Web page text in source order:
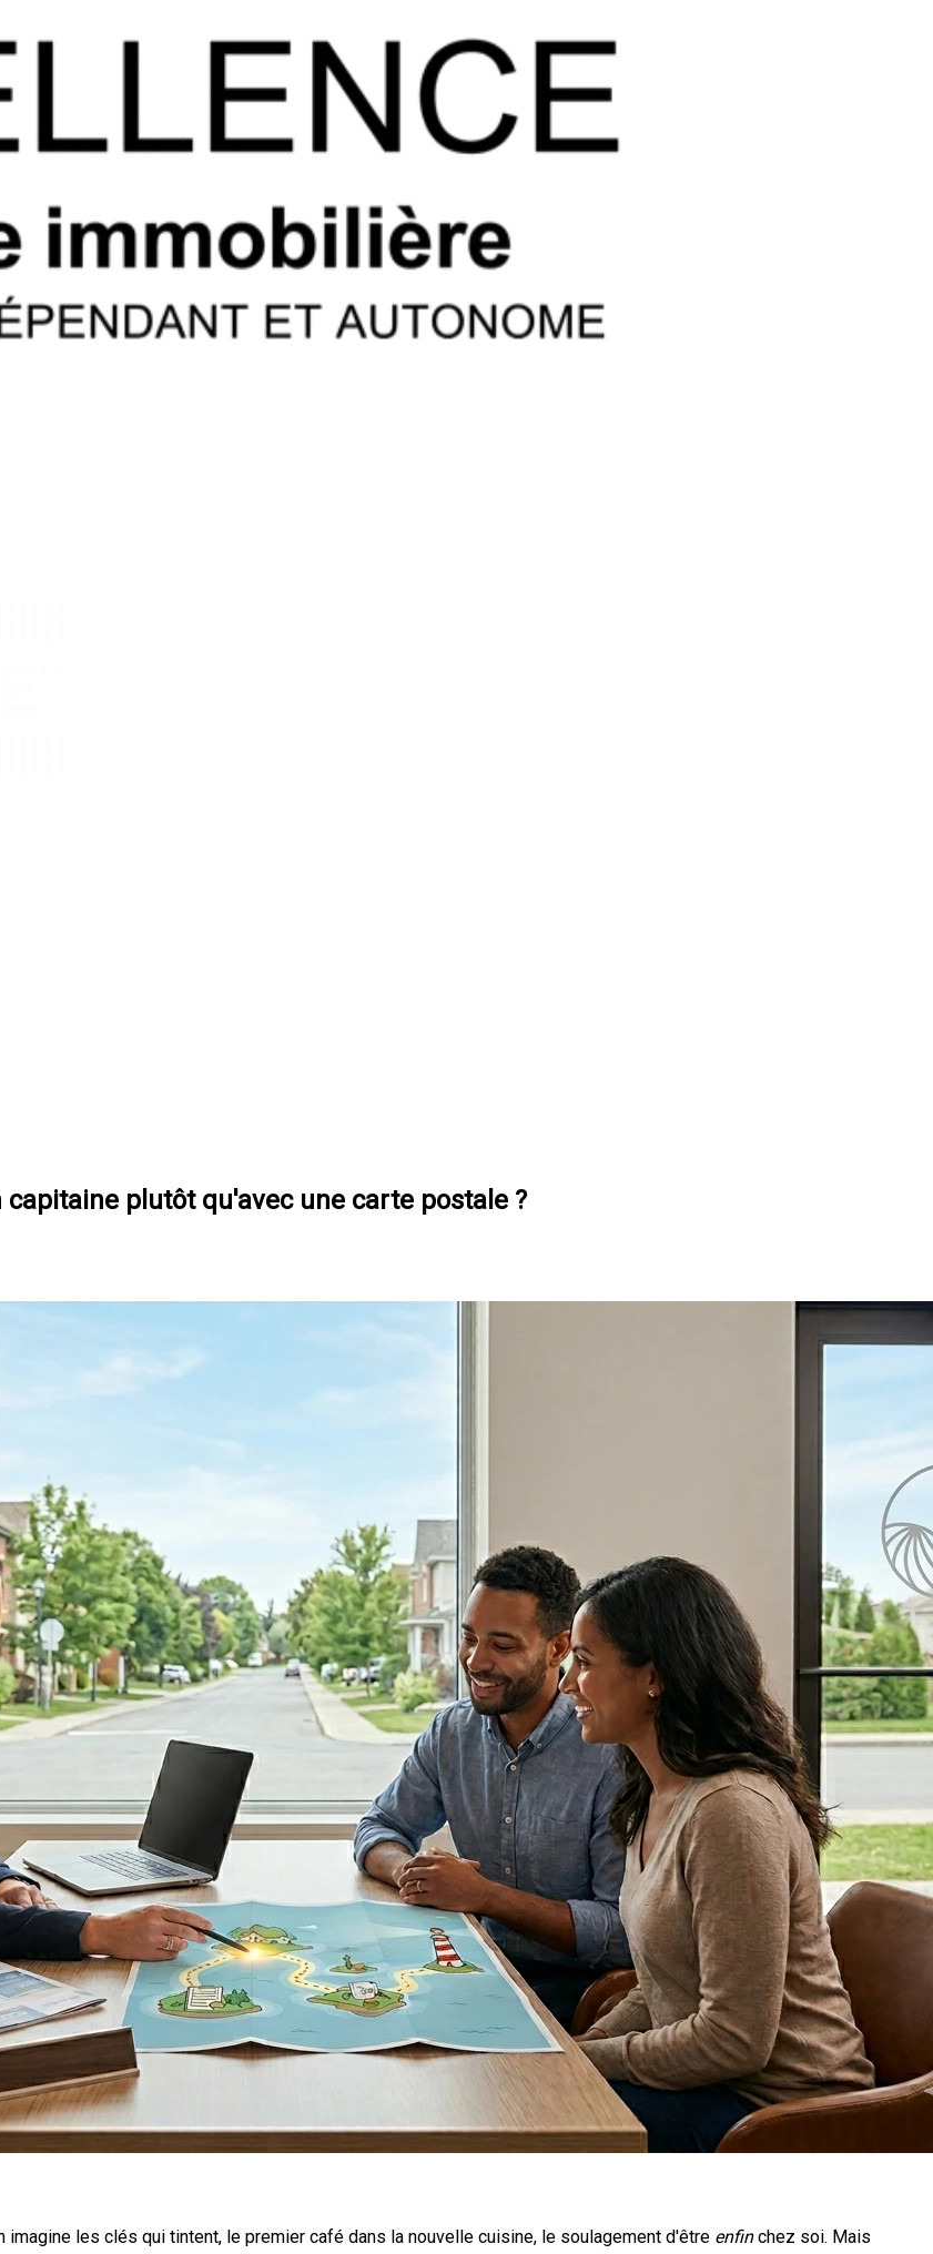
plutôt qu'avec une carte postale ?
les clés qui tintent, le premier café dans la nouvelle cuisine, le soulagement d'être enfinchez soi. Mais